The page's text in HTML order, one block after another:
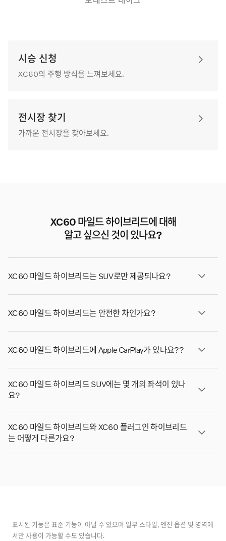
시승 신청
XC60의 주행 방식을 느껴보세요.
전시장 찾기
가까운 전시장을 찾아보세요.
XC60 마일드 하이브리드에 대해
알고 싶으신 것이 있나요?
XC60 마일드 하이브리드는 SUV로만 제공되나요?
XC60 마일드 하이브리드는 안전한 차인가요?
동차 중 하나입니다. 업계 최고 수준의 보호 안전 기준을
XC60 마일드 하이브리드에 Apple CarPlay가 있나요??
* Apple CarPlay는 아이폰 모델5 이상에서만 사용할 수 있
습니다. Apple CarPlay 및 아이폰은 Apple Inc.의 상표입
니다.
XC60 마일드 하이브리드 SUV에는 몇 개의 좌석이 있나
요?
차감을 원하는 가족이나 회사 차량 운전자에게 탁월한
XC60 마일드 하이브리드와 XC60 플러그인 하이브리드
는 어떻게 다른가요?
터리가 있습니다. 둘 다 일반 내연 기관에 비해 배기 가스
를 줄이는 데 도움이 되지만 플러그인 하이브리드를 사용
표시된 기능은 표준 기능이 아닐 수 있으며 일부 스타일, 엔진 옵션 및 영역에
서만 사용이 가능할 수도 있습니다.